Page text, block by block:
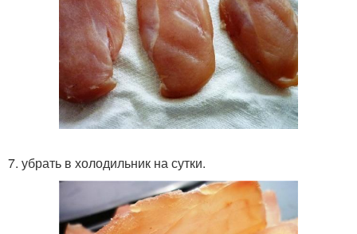
7. убрать в холодильник на сутки.